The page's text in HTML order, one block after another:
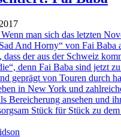
man sich das letzten
And Horny“ von Fai Baba
dass der aus der Schweiz
denn Fai Baba sind jetzt
geprägt von Touren durch
in New York und
Bereicherung ansehen und
Stück für Stück zu